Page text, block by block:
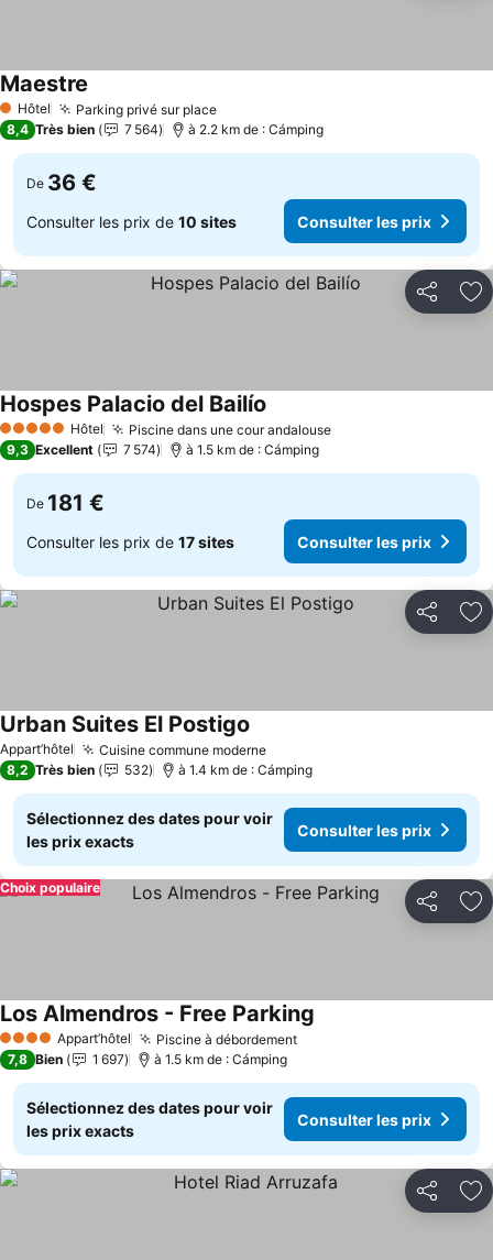
1 Étoiles
Hôtel Parking privé sur place
Maestre
8,4 Très bien 7 564 à 2.2 km de : Cámping
De 36 €
Consulter les prix de 10 sites Consulter les prix
Partager
5 Étoiles Hôtel Piscine dans une cour andalouse
Hospes Palacio del Bailío
9,3 Excellent 7 574 à 1.5 km de : Cámping
De 181 €
Consulter les prix de 17 sites Consulter les prix
Partager
Appart’hôtel Cuisine commune moderne
Urban Suites El Postigo
8,2 Très bien 532 à 1.4 km de : Cámping
Sélectionnez des dates pour voir
les prix exacts
Consulter les prix
Partager
Choix populaire
4 Étoiles Appart’hôtel Piscine à débordement
Los Almendros - Free Parking
7,8 Bien 1 697 à 1.5 km de : Cámping
Sélectionnez des dates pour voir
les prix exacts
Consulter les prix
Partager